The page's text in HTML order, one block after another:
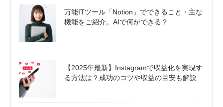
万能ITツール「Notion」でできること・主な
機能をご紹介。AIで何ができる？
【2025年最新】Instagramで収益化を実現す
る方法は？成功のコツや収益の目安も解説